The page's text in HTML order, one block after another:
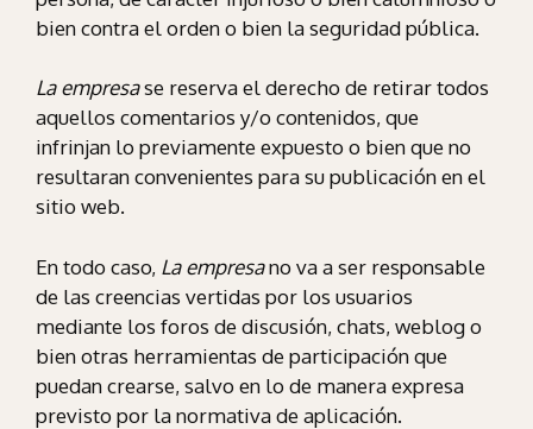
bien contra el orden o bien la seguridad pública.
La empresase reserva el derecho de retirar todos
aquellos comentarios y/o contenidos, que
infrinjan lo previamente expuesto o bien que no
resultaran convenientes para su publicación en el
sitio web.
En todo caso, La empresano va a ser responsable
de las creencias vertidas por los usuarios
mediante los foros de discusión, chats, weblog o
bien otras herramientas de participación que
puedan crearse, salvo en lo de manera expresa
previsto por la normativa de aplicación.